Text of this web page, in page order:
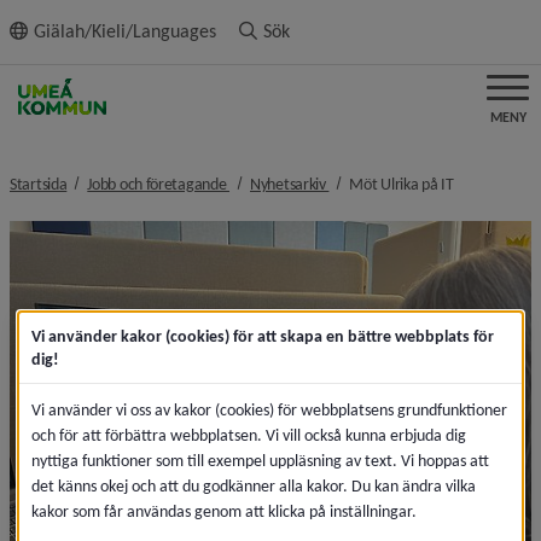
innehållet
Giälah/Kieli/Languages Sök
MENY
Startsida Jobb och företagande nivå i brödsmulenavigeringen
Nyhetsarkiv nivå i brödsmulenavigeringen
Möt Ulrika på ITnivå i
Vi använder kakor (cookies) för att skapa en bättre webbplats för
dig!
Vi använder vi oss av kakor (cookies) för webbplatsens grundfunktioner
och för att förbättra webbplatsen. Vi vill också kunna erbjuda dig
nyttiga funktioner som till exempel uppläsning av text. Vi hoppas att
det känns okej och att du godkänner alla kakor. Du kan ändra vilka
kakor som får användas genom att klicka på inställningar.